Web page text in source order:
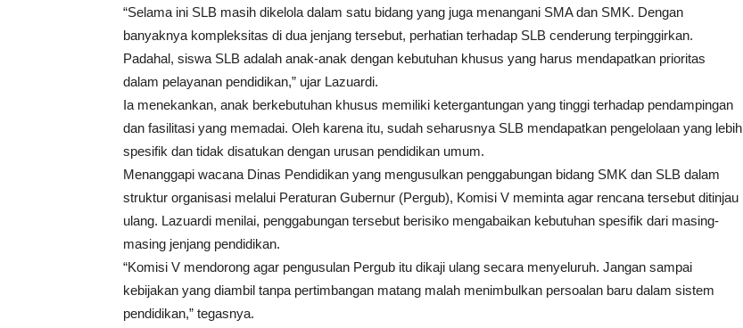
“Selama ini SLB masih dikelola dalam satu bidang yang juga menangani SMA dan SMK. Dengan
banyaknya kompleksitas di dua jenjang tersebut, perhatian terhadap SLB cenderung terpinggirkan.
Padahal, siswa SLB adalah anak-anak dengan kebutuhan khusus yang harus mendapatkan prioritas
dalam pelayanan pendidikan,” ujar Lazuardi.
Ia menekankan, anak berkebutuhan khusus memiliki ketergantungan yang tinggi terhadap pendampingan
dan fasilitasi yang memadai. Oleh karena itu, sudah seharusnya SLB mendapatkan pengelolaan yang lebih
spesifik dan tidak disatukan dengan urusan pendidikan umum.
Menanggapi wacana Dinas Pendidikan yang mengusulkan penggabungan bidang SMK dan SLB dalam
struktur organisasi melalui Peraturan Gubernur (Pergub), Komisi V meminta agar rencana tersebut ditinjau
ulang. Lazuardi menilai, penggabungan tersebut berisiko mengabaikan kebutuhan spesifik dari masing-
masing jenjang pendidikan.
“Komisi V mendorong agar pengusulan Pergub itu dikaji ulang secara menyeluruh. Jangan sampai
kebijakan yang diambil tanpa pertimbangan matang malah menimbulkan persoalan baru dalam sistem
pendidikan,” tegasnya.